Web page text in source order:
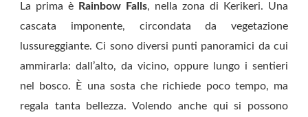
La prima è Rainbow Falls, nella zona di Kerikeri. Una
cascata imponente, circondata da vegetazione
lussureggiante. Ci sono diversi punti panoramici da cui
ammirarla: dall’alto, da vicino, oppure lungo i sentieri
nel bosco. È una sosta che richiede poco tempo, ma
regala tanta bellezza. Volendo anche qui si possono